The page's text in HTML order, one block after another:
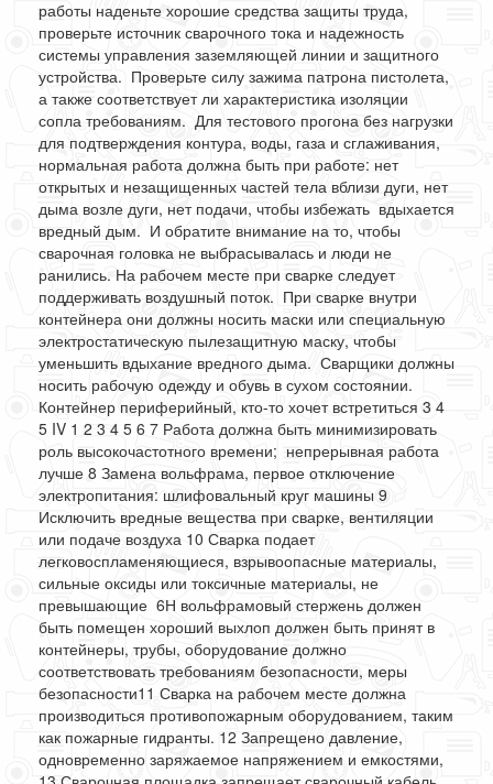
работы наденьте хорошие средства защиты труда,
проверьте источник сварочного тока и надежность
системы управления заземляющей линии и защитного
устройства. Проверьте силу зажима патрона пистолета,
а также соответствует ли характеристика изоляции
сопла требованиям. Для тестового прогона без нагрузки
для подтверждения контура, воды, газа и сглаживания,
нормальная работа должна быть при работе: нет
открытых и незащищенных частей тела вблизи дуги, нет
дыма возле дуги, нет подачи, чтобы избежать вдыхается
вредный дым. И обратите внимание на то, чтобы
сварочная головка не выбрасывалась и люди не
ранились. На рабочем месте при сварке следует
поддерживать воздушный поток. При сварке внутри
контейнера они должны носить маски или специальную
электростатическую пылезащитную маску, чтобы
уменьшить вдыхание вредного дыма. Сварщики должны
носить рабочую одежду и обувь в сухом состоянии.
Контейнер периферийный, кто-то хочет встретиться 3 4
5 IV 1 2 3 4 5 6 7 Работа должна быть минимизировать
роль высокочастотного времени; непрерывная работа
лучше 8 Замена вольфрама, первое отключение
электропитания: шлифовальный круг машины 9
Исключить вредные вещества при сварке, вентиляции
или подаче воздуха 10 Сварка подает
легковоспламеняющиеся, взрывоопасные материалы,
сильные оксиды или токсичные материалы, не
превышающие 6Н вольфрамовый стержень должен
быть помещен хороший выхлоп должен быть принят в
контейнеры, трубы, оборудование должно
соответствовать требованиям безопасности, меры
безопасности11 Сварка на рабочем месте должна
производиться противопожарным оборудованием, таким
как пожарные гидранты. 12 Запрещено давление,
одновременно заряжаемое напряжением и емкостями,